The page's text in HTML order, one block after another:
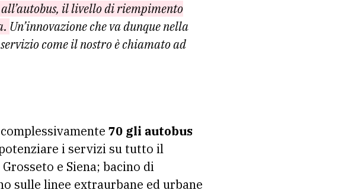
il livello di riempimento
Un’innovazione che va dunque nella
come il nostro è chiamato ad
70 gli autobus
i servizi su tutto il
e Siena; bacino di
sulle linee extraurbane ed urbane